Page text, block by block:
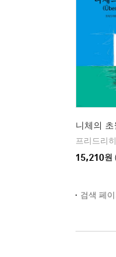
니체의 초
15,210원
검색 페